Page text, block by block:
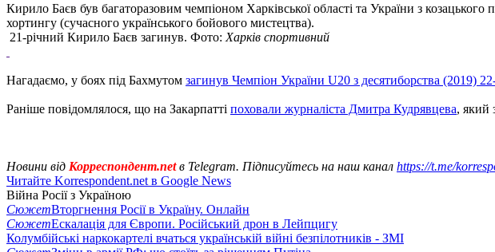
Кирило Баєв був багаторазовим чемпіоном Харківської області та України з
хортингу (сучасного українського бойового мистецтва).
21-річний Кирило Баєв загинув. Фото: Харків спортивний
Нагадаємо, у боях під Бахмутом загинув Чемпіон України U20 з десятиборства (2019)
Раніше повідомлялося, що на Закарпатті поховали журналіста Дмитра Кудрявцева, який
Новини від Корреспондент.netв Telegram. Підписуйтесь на наш канал https://t.me/
Читайте Korrespondent.net в Google News
Війна Росії з Україною
СюжетВторгнення Росії в Україну. Онлайн
СюжетЕскалація для Європи. Російський дрон в Лейпцигу
Колумбійські наркокартелі вчаться українській війні безпілотників - ЗМІ